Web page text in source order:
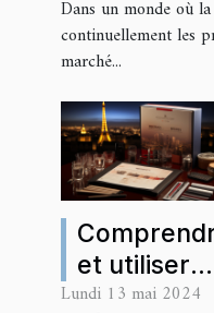
Dans un monde où
continuellement les
marché...
et utiliser
votre extrait
Lundi 13 mai 2024